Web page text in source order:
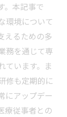
。本記事で
環境について
えるための多
務を通じて専
ています。ま
修も定期的に
にアップデー
療従事者との